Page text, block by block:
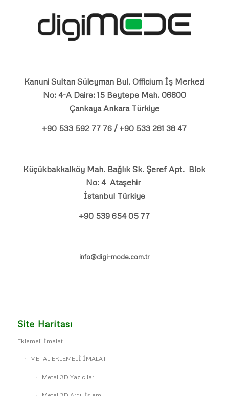
Kanuni Sultan Süleyman Bul. Officium İş Merkezi
No: 4-A Daire: 15 Beytepe Mah. 06800
Çankaya Ankara Türkiye
+90 533 592 77 76 / +90 533 281 38 47
Küçükbakkalköy Mah. Bağlık Sk. Şeref Apt. Blok
No: 4 Ataşehir
İstanbul Türkiye
+90 539 654 05 77
info@digi-mode.com.tr
Site Haritası
Eklemeli İmalat
METAL EKLEMELİ İMALAT
Metal 3D Yazıcılar